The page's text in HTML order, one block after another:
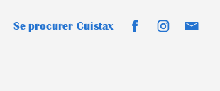
Se procurer Cuistax